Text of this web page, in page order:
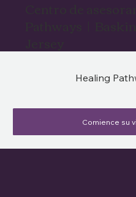
Healing
Comience su